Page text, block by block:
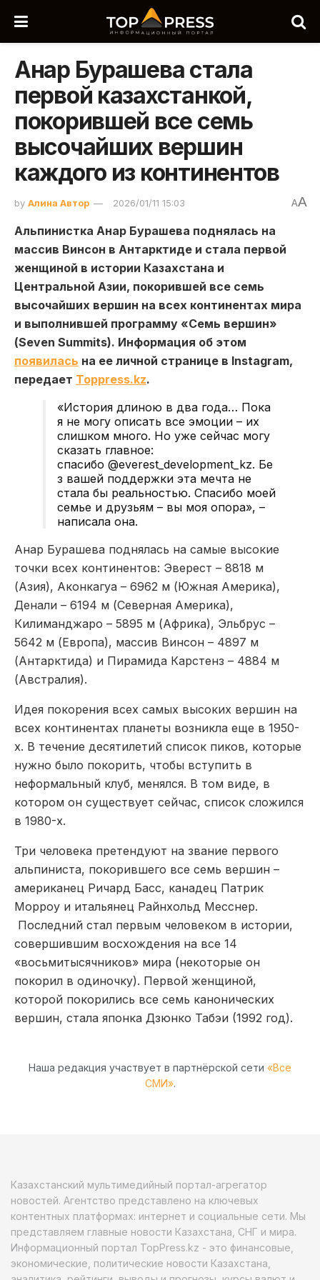
Анар Бурашева стала
первой казахстанкой,
покорившей все семь
высочайших вершин
каждого из континентов
by Алина Автор 2026/01/11 15:03 AA
Альпинистка Анар Бурашева поднялась на
массив Винсон в Антарктиде и стала первой
женщиной в истории Казахстана и
Центральной Азии, покорившей все семь
высочайших вершин на всех континентах мира
и выполнившей программу «Семь вершин»
(Seven Summits). Информация об этом
появилась на ее личной странице в Instagram,
передает Toppress.kz.
«История длиною в два года… Пока
я не могу описать все эмоции – их
слишком много. Но уже сейчас могу
сказать главное:
спасибо @everest_development_kz. Бе
з вашей поддержки эта мечта не
стала бы реальностью. Спасибо моей
семье и друзьям – вы моя опора», –
написала она.
Анар Бурашева поднялась на самые высокие
точки всех континентов: Эверест – 8818 м
(Азия), Аконкагуа – 6962 м (Южная Америка),
Денали – 6194 м (Северная Америка),
Килиманджаро – 5895 м (Африка), Эльбрус –
5642 м (Европа), массив Винсон – 4897 м
(Антарктида) и Пирамида Карстенз – 4884 м
(Австралия).
Идея покорения всех самых высоких вершин на
всех континентах планеты возникла еще в 1950-
х. В течение десятилетий список пиков, которые
нужно было покорить, чтобы вступить в
неформальный клуб, менялся. В том виде, в
котором он существует сейчас, список сложился
в 1980-х.
Три человека претендуют на звание первого
альпиниста, покорившего все семь вершин –
американец Ричард Басс, канадец Патрик
Морроу и итальянец Райнхольд Месснер.
Последний стал первым человеком в истории,
совершившим восхождения на все 14
«восьмитысячников» мира (некоторые он
покорил в одиночку). Первой женщиной,
которой покорились все семь канонических
вершин, стала японка Дзюнко Табэи (1992 год).
Наша редакция участвует в партнёрской сети «Все
СМИ».
Казахстанский мультимедийный портал-агрегатор
новостей. Агентство представлено на ключевых
контентных платформах: интернет и социальные сети. Мы
представляем главные новости Казахстана, СНГ и мира.
Информационный портал TopPress.kz - это финансовые,
экономические, политические новости Казахстана,